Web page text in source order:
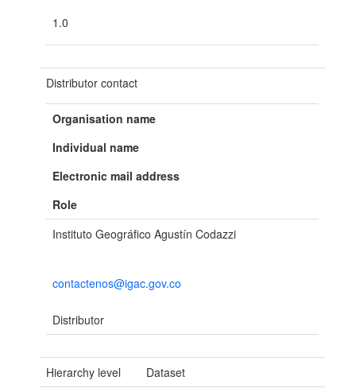
1.0
Distributor contact
Organisation name
Individual name
Electronic mail address
Role
Instituto Geográfico Agustín Codazzi
contactenos@igac.gov.co
Distributor
Hierarchy level
Dataset